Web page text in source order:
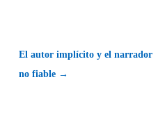
El autor implícito y el narrador
no fiable →